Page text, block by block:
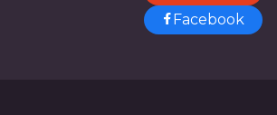
Facebook